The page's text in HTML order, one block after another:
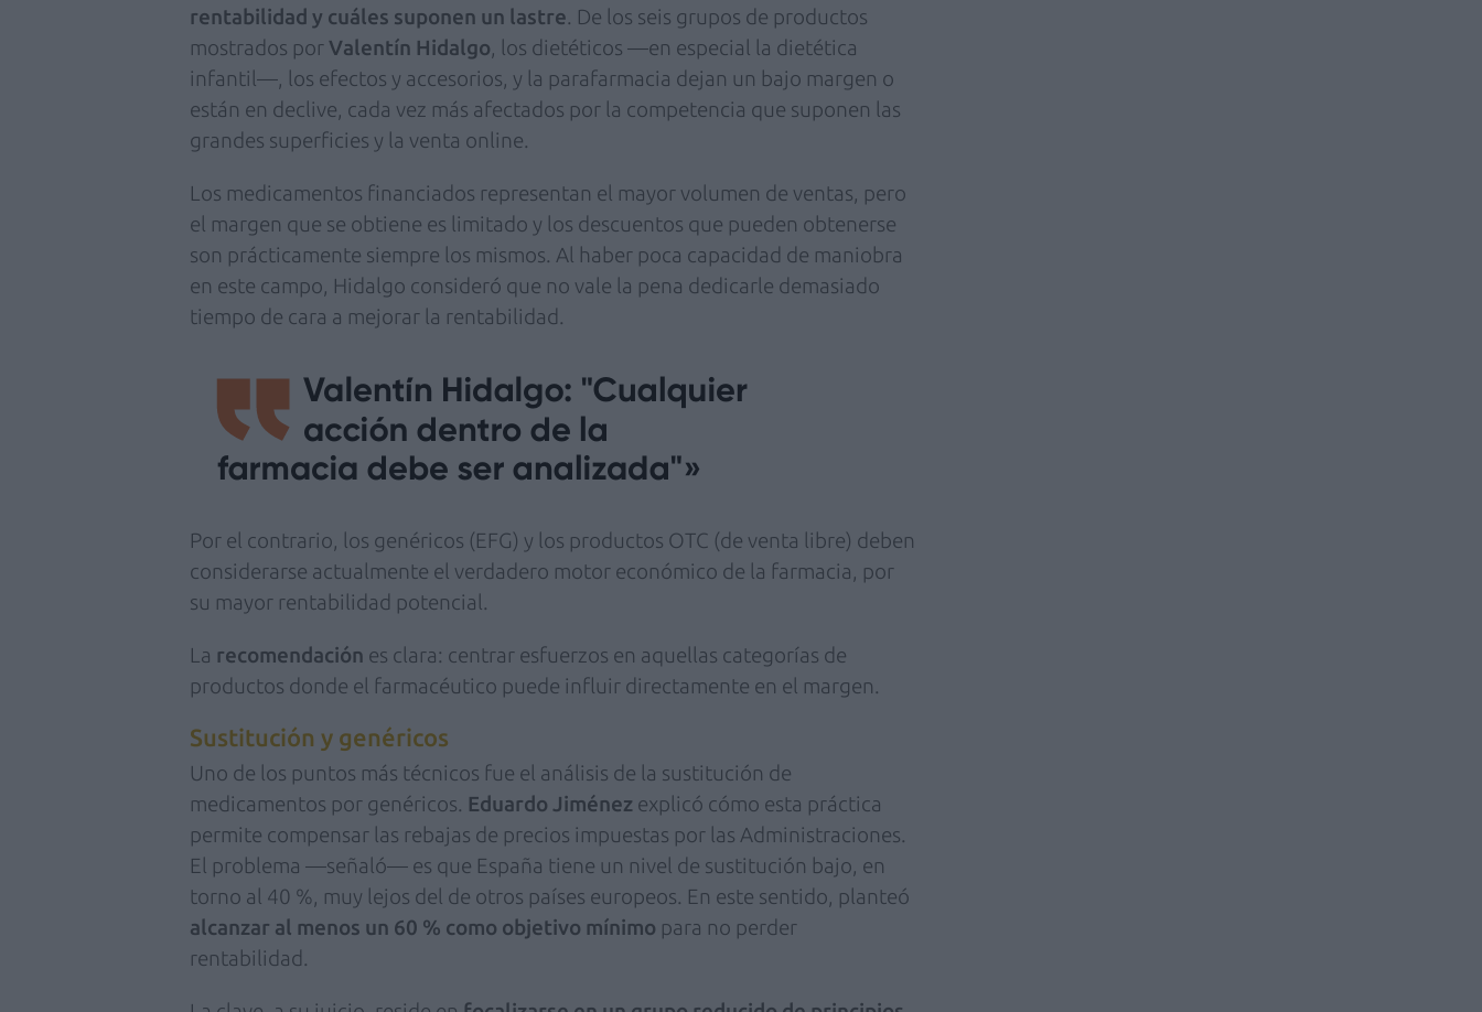
rentabilidad y cuáles suponen un lastre. De los seis grupos de productos
mostrados porValentín Hidalgo, los dietéticos —en especial la dietética
infantil—, los efectos y accesorios, y la parafarmacia dejan un bajo margen o
están en declive, cada vez más afectados por la competencia que suponen las
grandes superficies y la venta online.
Los medicamentos financiados representan el mayor volumen de ventas, pero
el margen que se obtiene es limitado y los descuentos que pueden obtenerse
son prácticamente siempre los mismos. Al haber poca capacidad de maniobra
en este campo, Hidalgo consideró que no vale la pena dedicarle demasiado
tiempo de cara a mejorar la rentabilidad.
Por el contrario, los genéricos (EFG) y los productos OTC (de venta libre) deben
considerarse actualmente el verdadero motor económico de la farmacia, por
su mayor rentabilidad potencial.
La recomendación es clara: centrar esfuerzos en aquellas categorías de
productos donde el farmacéutico puede influir directamente en el margen.
Sustitución y genéricos
Uno de los puntos más técnicos fue el análisis de la sustitución de
medicamentos por genéricos. Eduardo Jiménez explicó cómo esta práctica
permite compensar las rebajas de precios impuestas por las Administraciones.
El problema —señaló— es que España tiene un nivel de sustitución bajo, en
torno al 40 %, muy lejos del de otros países europeos. En este sentido, planteó
alcanzar al menos un 60 % como objetivo mínimo para no perder
rentabilidad.